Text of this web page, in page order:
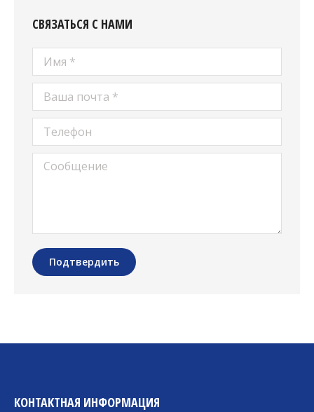
СВЯЗАТЬСЯ С НАМИ
Имя *
Ваша почта *
Телефон
Сообщение
Подтвердить
КОНТАКТНАЯ ИНФОРМАЦИЯ